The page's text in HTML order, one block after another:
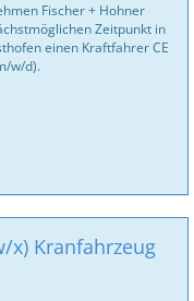
Fischer + Hohner
Zeitpunkt in
einen Kraftfahrer CE
w/d).
x) Kranfahrzeug